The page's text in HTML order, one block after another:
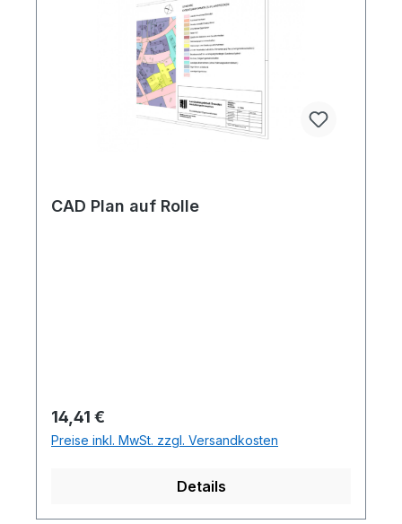
CAD Plan auf Rolle
Regulärer Preis:
14,41 €
Preise inkl. MwSt. zzgl. Versandkosten
Details